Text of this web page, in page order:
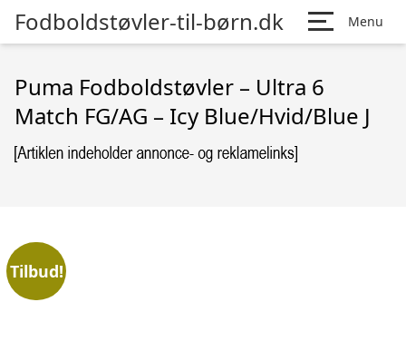
Fodboldstøvler-til-børn.dk Menu
Puma Fodboldstøvler – Ultra 6
Match FG/AG – Icy Blue/Hvid/Blue J
Tilbud!